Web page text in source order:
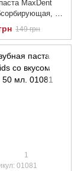
MaxDent
75
мл.
149 грн
1
01081